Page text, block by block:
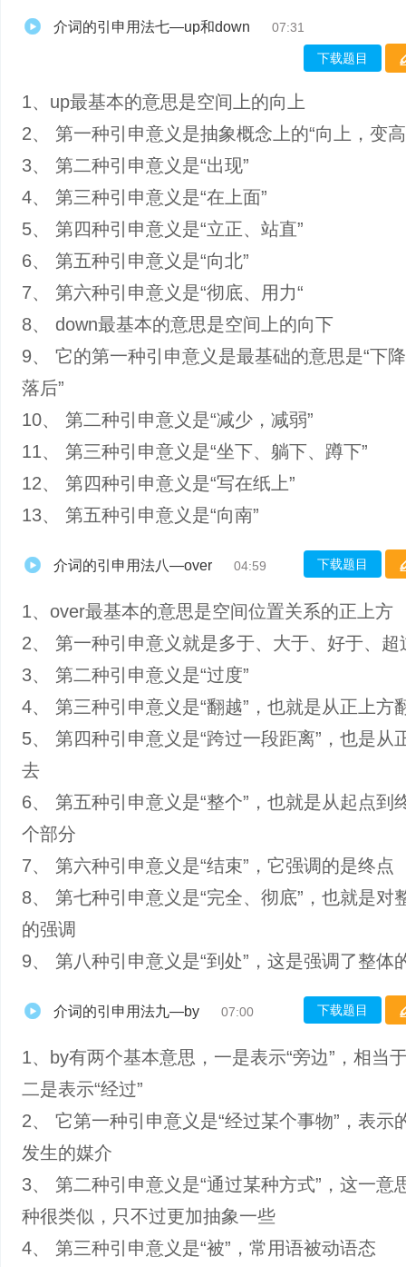
介词的引申用法七—up和down 07:31
下载题目
1、up最基本的意思是空间上的向上
2、 第一种引申意义是抽象概念上的“向上，变高
3、 第二种引申意义是“出现”
4、 第三种引申意义是“在上面”
5、 第四种引申意义是“立正、站直”
6、 第五种引申意义是“向北”
7、 第六种引申意义是“彻底、用力“
8、 down最基本的意思是空间上的向下
9、 它的第一种引申意义是最基础的意思是“下
落后”
10、 第二种引申意义是“减少，减弱”
11、 第三种引申意义是“坐下、躺下、蹲下”
12、 第四种引申意义是“写在纸上”
13、 第五种引申意义是“向南”
介词的引申用法八—over 04:59 下载题目
1、over最基本的意思是空间位置关系的正上方
2、 第一种引申意义就是多于、大于、好于、超
3、 第二种引申意义是“过度”
4、 第三种引申意义是“翻越”，也就是从正上方
5、 第四种引申意义是“跨过一段距离”，也是从
去
6、 第五种引申意义是“整个”，也就是从起点到
个部分
7、 第六种引申意义是“结束”，它强调的是终点
8、 第七种引申意义是“完全、彻底”，也就是对
的强调
9、 第八种引申意义是“到处”，这是强调了整体
介词的引申用法九—by 07:00 下载题目
1、by有两个基本意思，一是表示“旁边”，相当
二是表示“经过”
2、 它第一种引申意义是“经过某个事物”，表示
发生的媒介
3、 第二种引申意义是“通过某种方式”，这一意
种很类似，只不过更加抽象一些
4、 第三种引申意义是“被”，常用语被动语态